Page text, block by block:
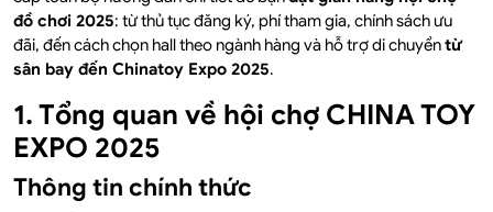
đồ chơi 2025: từ thủ tục đăng ký, phí tham gia, chính sách ưu
đãi, đến cách chọn hall theo ngành hàng và hỗ trợ di chuyểntừ
sân bay đến Chinatoy Expo 2025.
1. Tổng quan về hội chợ CHINA TOY
EXPO 2025
Thông tin chính thức